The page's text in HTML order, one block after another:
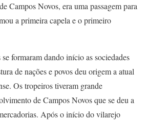
Campos Novos, era uma passagem para
a primeira capela e o primeiro
formaram dando início as sociedades
de nações e povos deu origem a atual
Os tropeiros tiveram grande
de Campos Novos que se deu a
Após o início do vilarejo